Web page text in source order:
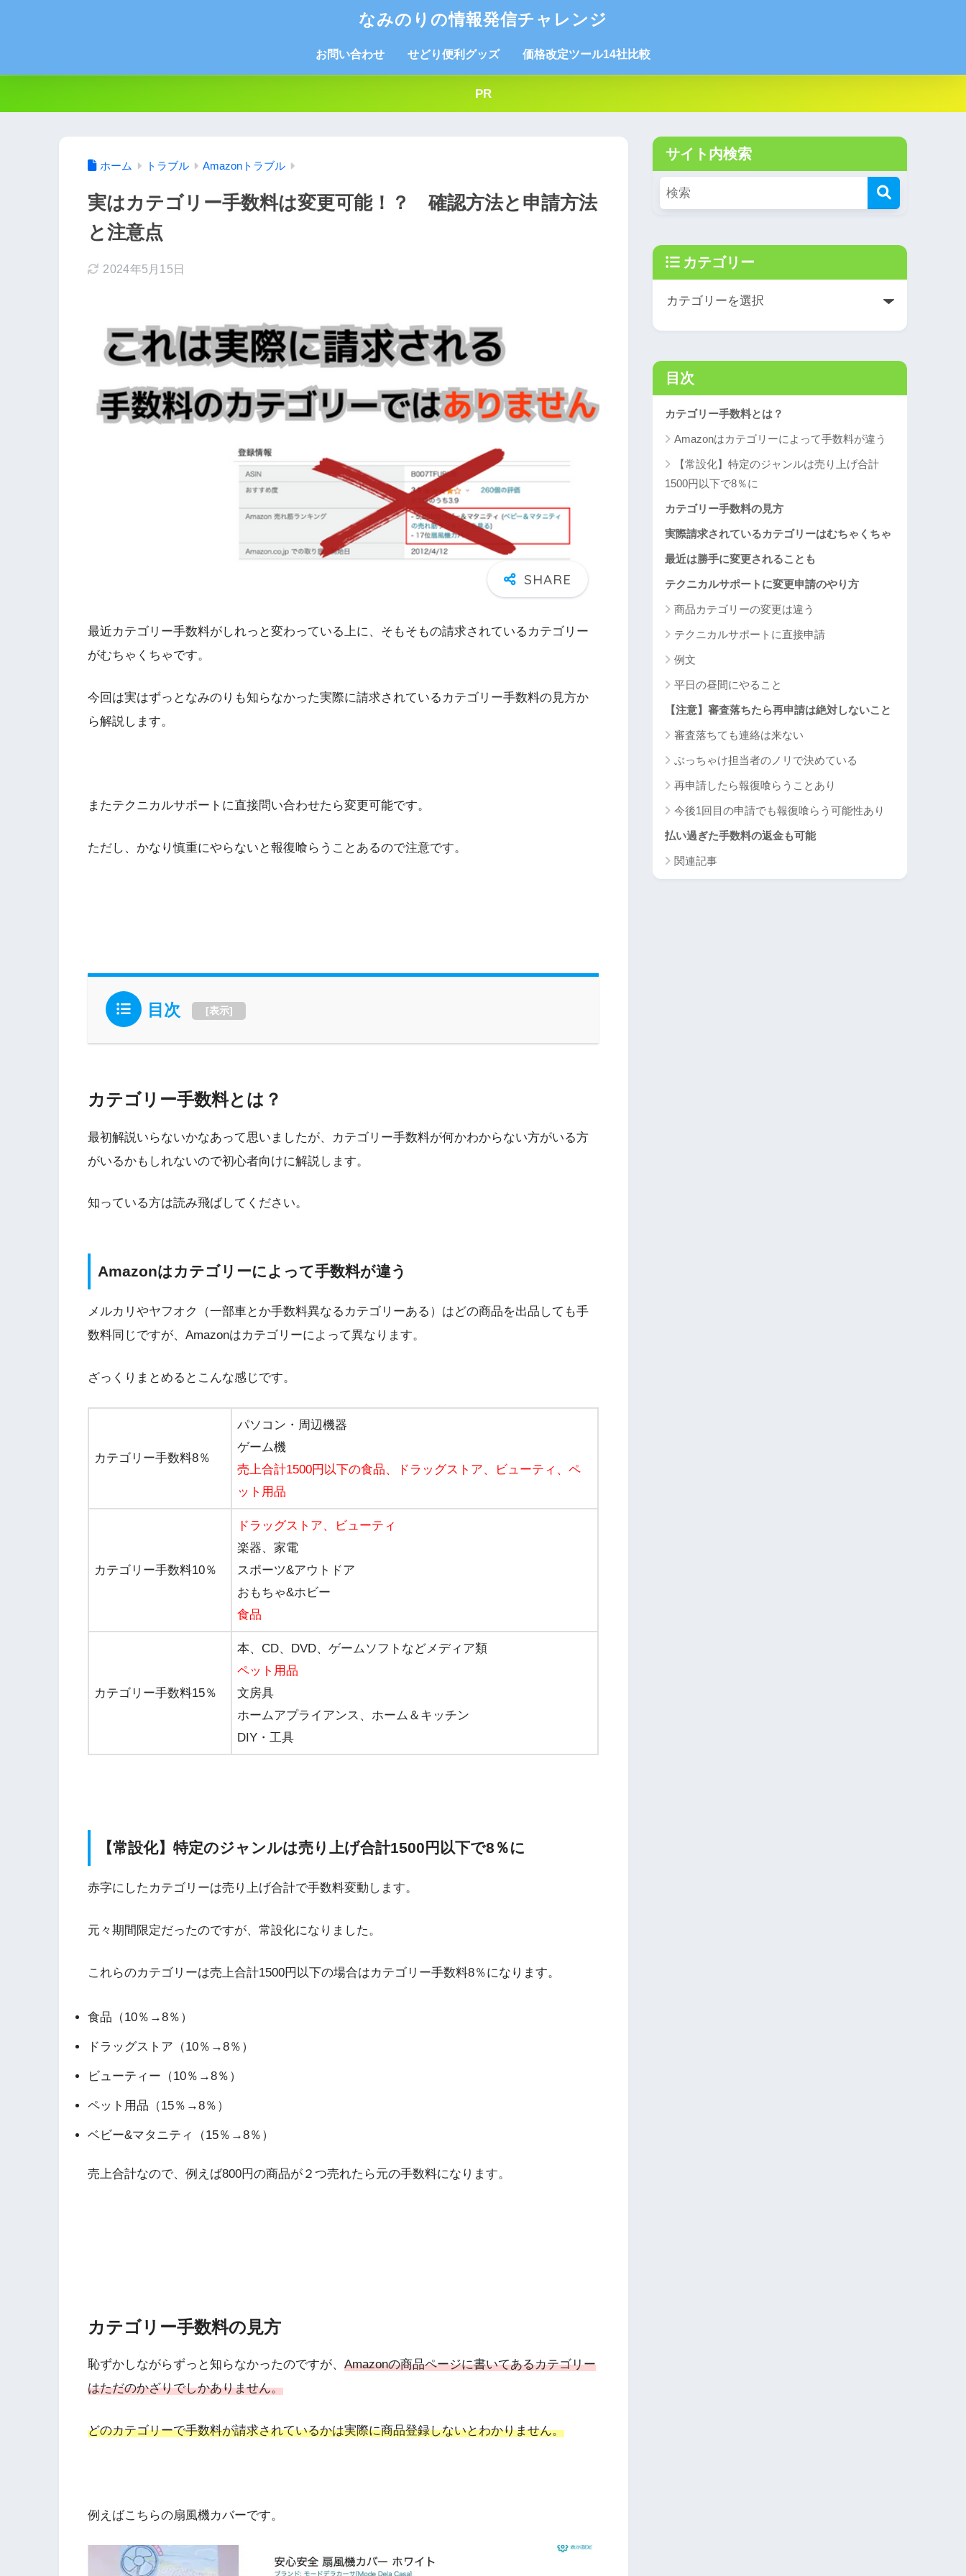
なみのりの情報発信チャレンジ
お問い合わせ せどり便利グッズ 価格改定ツール14社比較
PR
ホーム トラブル Amazonトラブル
実はカテゴリー手数料は変更可能！？ 確認方法と申請方法
と注意点
2024年5月15日
最近カテゴリー手数料がしれっと変わっている上に、そもそもの請求されているカテゴリー
がむちゃくちゃです。
今回は実はずっとなみのりも知らなかった実際に請求されているカテゴリー手数料の見方か
ら解説します。
またテクニカルサポートに直接問い合わせたら変更可能です。
ただし、かなり慎重にやらないと報復喰らうことあるので注意です。
目次 [表示]
カテゴリー手数料とは？
最初解説いらないかなあって思いましたが、カテゴリー手数料が何かわからない方がいる方
がいるかもしれないので初心者向けに解説します。
知っている方は読み飛ばしてください。
Amazonはカテゴリーによって手数料が違う
メルカリやヤフオク（一部車とか手数料異なるカテゴリーある）はどの商品を出品しても手
数料同じですが、Amazonはカテゴリーによって異なります。
ざっくりまとめるとこんな感じです。
カテゴリー手数料8％
パソコン・周辺機器
ゲーム機
売上合計1500円以下の食品、ドラッグストア、ビューティ、 ペ
ット用品
カテゴリー手数料10％
ドラッグストア、ビューティ
楽器、家電
スポーツ&アウトドア
おもちゃ&ホビー
食品
カテゴリー手数料15％
本、CD、DVD、ゲームソフトなどメディア類
ペット用品
文房具
ホームアプライアンス、ホーム＆キッチン
DIY・工具
【常設化】特定のジャンルは売り上げ合計1500円以下で8％に
赤字にしたカテゴリーは売り上げ合計で手数料変動します。
元々期間限定だったのですが、常設化になりました。
これらのカテゴリーは売上合計1500円以下の場合はカテゴリー手数料8％になります。
​食品（10％→8％）
​ドラッグストア （10％→8％）
ビューティー （10％→8％）
ペット用品 （15％→8％）
ベビー&マタニティ（15％→8％）
売上合計なので、例えば800円の商品が２つ売れたら元の手数料になります。
カテゴリー手数料の見方
恥ずかしながらずっと知らなかったのですが、 Amazonの商品ページに書いてあるカテゴリー
はただのかざりでしかありません。
どのカテゴリーで手数料が請求されているかは実際に商品登録しないとわかりません。
例えばこちらの扇風機カバーです。
サイト内検索
カテゴリー
目次
カテゴリー手数料とは？
Amazonはカテゴリーによって手数料が違う
【常設化】特定のジャンルは売り上げ合計
1500円以下で8％に
カテゴリー手数料の見方
実際請求されているカテゴリーはむちゃくちゃ
最近は勝手に変更されることも
テクニカルサポートに変更申請のやり方
商品カテゴリーの変更は違う
テクニカルサポートに直接申請
例文
平日の昼間にやること
【注意】審査落ちたら再申請は絶対しないこと
審査落ちても連絡は来ない
ぶっちゃけ担当者のノリで決めている
再申請したら報復喰らうことあり
今後1回目の申請でも報復喰らう可能性あり
払い過ぎた手数料の返金も可能
関連記事